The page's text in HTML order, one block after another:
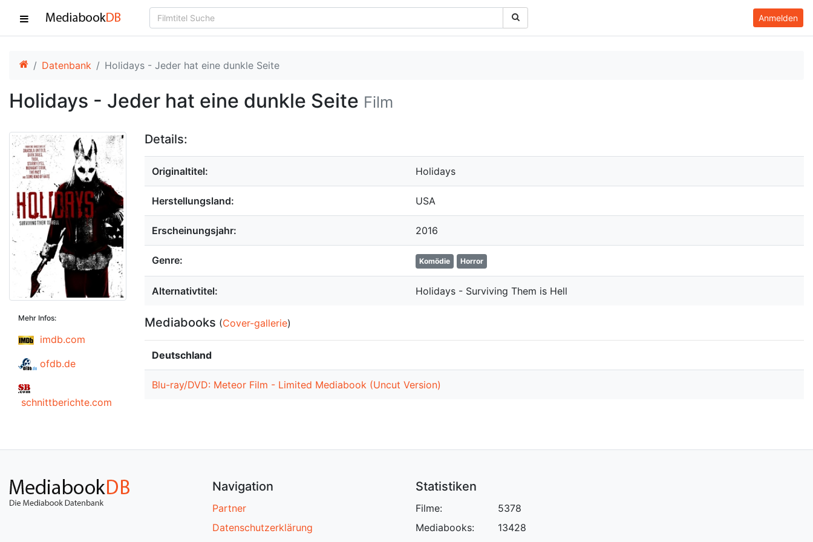
Anmelden
Datenbank Holidays - Jeder hat eine dunkle Seite
Holidays - Jeder hat eine dunkle Seite Film
Mehr Infos:
imdb.com
ofdb.de
schnittberichte.com
Details:
Originaltitel: Holidays
Herstellungsland: USA
Erscheinungsjahr: 2016
Genre: Komödie Horror
Alternativtitel: Holidays - Surviving Them is Hell
Mediabooks (Cover-gallerie)
Deutschland
Blu-ray/DVD: Meteor Film - Limited Mediabook (Uncut Version)
Navigation
Partner
Datenschutzerklärung
Statistiken
Filme:
Mediabooks:
5378
13428